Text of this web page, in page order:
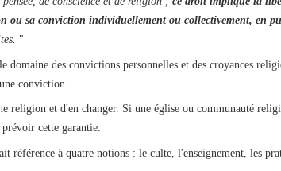
ou sa conviction individuellement ou collectivement, en
"
des convictions personnelles et des croyances
conviction.
et d'en changer. Si une église ou communauté
cette garantie.
référence à quatre notions : le culte, l'enseignement, les